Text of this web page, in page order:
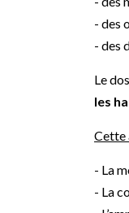
- des
- des
Le
les
Cette
- La
- La